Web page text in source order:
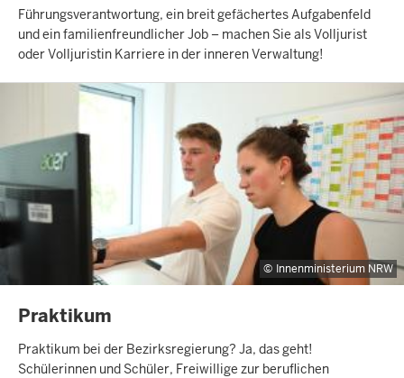
Führungsverantwortung, ein breit gefächertes Aufgabenfeld
und ein familienfreundlicher Job – machen Sie als Volljurist
oder Volljuristin Karriere in der inneren Verwaltung!
Innenministerium NRW
INHALTSSEITE
Praktikum
Praktikum bei der Bezirksregierung? Ja, das geht!
Schülerinnen und Schüler, Freiwillige zur beruflichen